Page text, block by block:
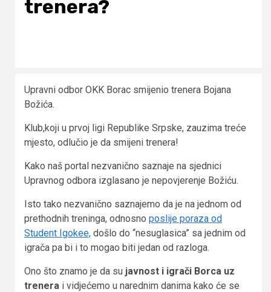
trenera?
Upravni odbor OKK Borac smijenio trenera Bojana
Božića.
Klub,koji u prvoj ligi Republike Srpske, zauzima treće
mjesto, odlučio je da smijeni trenera!
Kako naš portal nezvanično saznaje na sjednici
Upravnog odbora izglasano je nepovjerenje Božiću.
Isto tako nezvanično saznajemo da je na jednom od
prethodnih treninga, odnosno poslije poraza od
Student Igokee, došlo do “nesuglasica” sa jednim od
igrača pa bi i to mogao biti jedan od razloga.
Ono što znamo je da su javnost i igrači Borca uz
trenera i vidjećemo u narednim danima kako će se